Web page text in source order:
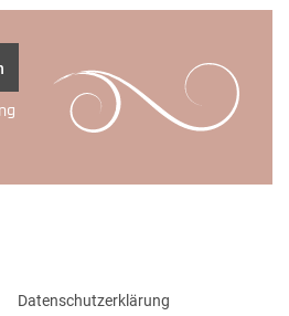
Datenschutzerklärung